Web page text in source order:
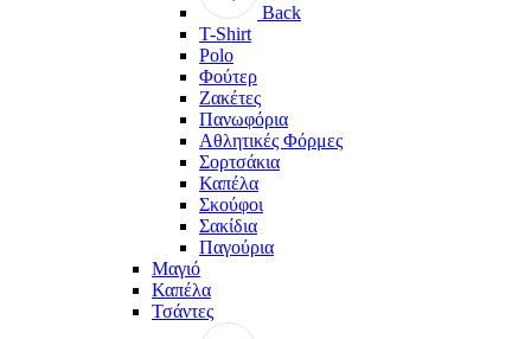
Back
T-Shirt
Polo
Φούτερ
Ζακέτες
Πανωφόρια
Αθλητικές Φόρμες
Σορτσάκια
Καπέλα
Σκούφοι
Σακίδια
Παγούρια
Μαγιό
Καπέλα
Τσάντες